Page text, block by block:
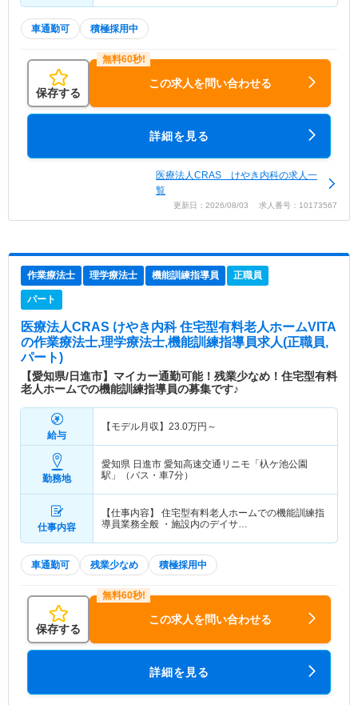
車通勤可 積極採用中
保存する
この求人を問い合わせる
詳細を見る
医療法人CRAS けやき内科の求人一
覧
更新日：2026/08/03 求人番号：10173567
作業療法士 理学療法士 機能訓練指導員 正職員
パート
医療法人CRAS けやき内科 住宅型有料老人ホームVITA
の作業療法士,理学療法士,機能訓練指導員求人(正職員,
パート)
【愛知県/日進市】マイカー通勤可能！残業少なめ！住宅型有料
老人ホームでの機能訓練指導員の募集です♪
給与
【モデル月収】 23.0万円～
勤務地
愛知県 日進市 愛知高速交通リニモ「杁ケ池公園
駅」（バス・車7分）
仕事内容
【仕事内容】 住宅型有料老人ホームでの機能訓練指
導員業務全般 ・施設内のデイサ…
車通勤可 残業少なめ 積極採用中
保存する
この求人を問い合わせる
詳細を見る